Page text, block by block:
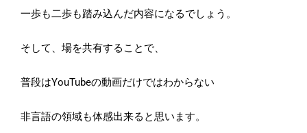
一歩も二歩も踏み込んだ内容になるでしょう。
そして、場を共有することで、
普段はYouTubeの動画だけではわからない
非言語の領域も体感出来ると思います。